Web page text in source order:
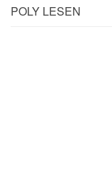
POLY LESEN